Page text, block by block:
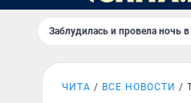
Заблудилась и провела ночь в
ЧИТА ВСЕ НОВОСТИ